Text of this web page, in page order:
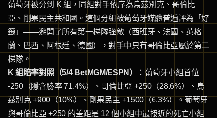
葡萄牙被分到 K 組，同組對手依序為烏茲別克、哥倫比
亞、剛果民主共和國。這個分組被葡萄牙媒體普遍評為「好
籤」——避開了所有第一梯隊強敵（西班牙、法國、英格
蘭、巴西、阿根廷、德國），對手中只有哥倫比亞屬於第二
梯隊。
K 組賠率對照（5/4 BetMGM/ESPN）
：葡萄牙小組首位
-250（隱含勝率 71.4%）、哥倫比亞 +250（28.6%）、烏
茲別克 +900（10%）、剛果民主 +1500（6.3%）。葡萄牙
與哥倫比亞 +250 的差距是 12 個小組中最接近的死亡小組